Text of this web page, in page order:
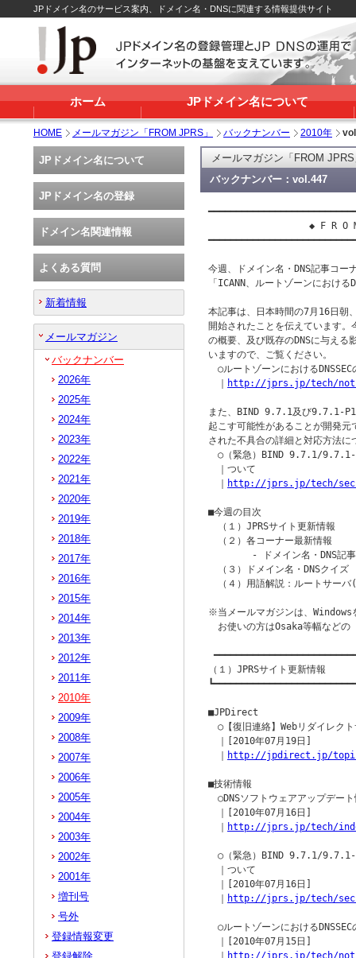
JPドメイン名のサービス案内、ドメイン名・DNSに関連する情報提供サイト
ホーム JPドメイン名について
HOME メールマガジン「FROM JPRS」 バックナンバー 2010年
メールマガジン「FROM
バックナンバー：vol.447
◆ F R O M　J P
今週、ドメイン名・DNS記事コー
「ICANN、ルートゾーンにおけ
本記事は、日本時間の7月16日朝
開始されたことを伝えています
の概要、及び既存のDNSに与える
いますので、ご覧ください。
○ルートゾーンにおける
http://jprs.jp/tech/
また、BIND 9.7.1及び9.7.1-P1
起こす可能性があることが開発
された不具合の詳細と対応方法
○（緊急）BIND 9.7.1/9.7.1-
｜ついて
http://jprs.jp/tech/
■今週の目次
（１）JPRSサイト更新情報
（２）各コーナー最新情報
- ドメイン名・DNS記事
（３）ドメイン名・DNSクイズ
（４）用語解説：ルートサ
※当メールマガジンは、
お使いの方はOsaka等幅などの
（１）JPRSサイト更新情報
■JPDirect
○【復旧連絡】Webリダイレク
｜[2010年07月19日]
http://jpdirect.jp/
■技術情報
○DNSソフトウェアアップデー
｜[2010年07月16日]
http://jprs.jp/tech/
○（緊急）BIND 9.7.1/9.7.1-
｜ついて
｜[2010年07月16日]
http://jprs.jp/tech/
○ルートゾーンにおける
｜[2010年07月15日]
http://jprs.jp/tech/
JPドメイン名について
JPドメイン名の登録
ドメイン名関連情報
よくある質問
新着情報
メールマガジン
バックナンバー
2026年
2025年
2024年
2023年
2022年
2021年
2020年
2019年
2018年
2017年
2016年
2015年
2014年
2013年
2012年
2011年
2010年
2009年
2008年
2007年
2006年
2005年
2004年
2003年
2002年
2001年
増刊号
号外
登録情報変更